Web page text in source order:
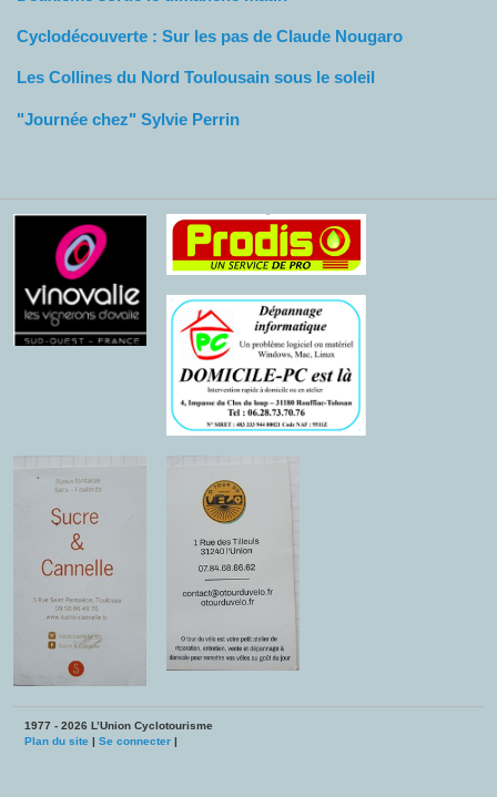
Cyclodécouverte : Sur les pas de Claude Nougaro
Les Collines du Nord Toulousain sous le soleil
"Journée chez" Sylvie Perrin
1977 - 2026 L’Union Cyclotourisme
Plan du site | Se connecter|